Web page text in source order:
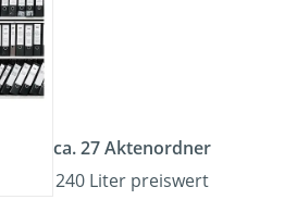
ca. 27 Aktenordner
240 Liter preiswert